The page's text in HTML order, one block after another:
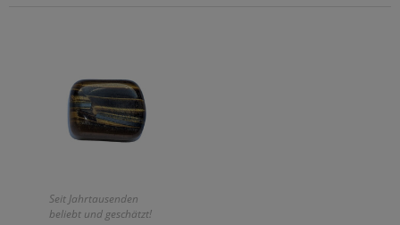
Seit Jahrtausenden
beliebt und geschätzt!